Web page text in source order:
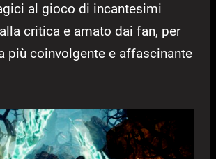
al gioco di incantesimi
critica e amato dai fan, per
più coinvolgente e affascinante